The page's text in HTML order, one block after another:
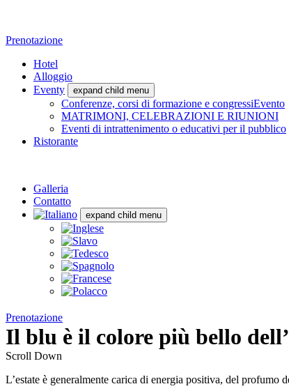
Prenotazione
Hotel
Alloggio
Eventy
expand child menu
Conferenze, corsi di formazione e congressiEvento
MATRIMONI, CELEBRAZIONI E RIUNIONI
Eventi di intrattenimento o educativi per il pubblico
Ristorante
Galleria
Contatto
expand child menu
Prenotazione
Il blu è il colore più bello
Scroll Down
L’estate è generalmente carica di energia positiva, del